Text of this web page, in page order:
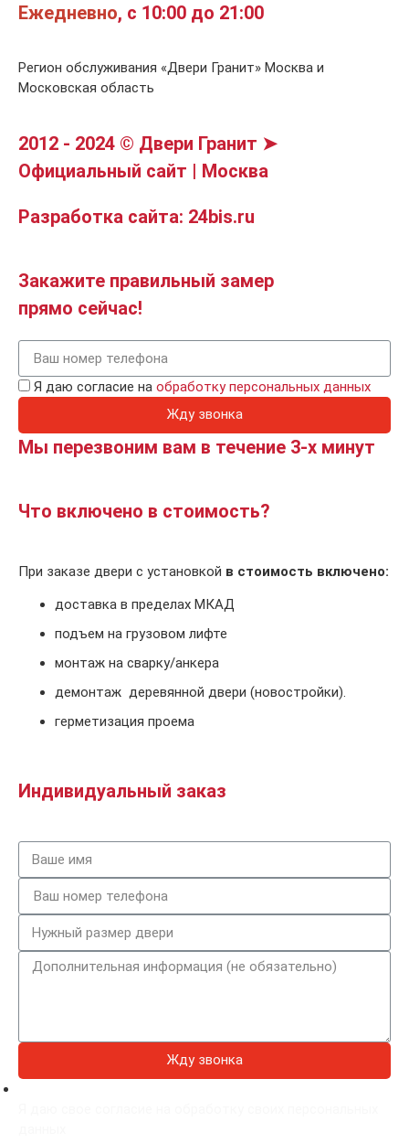
Ежедневно, с 10:00 до 21:00
Регион обслуживания «Двери Гранит» Москва и
Московская область
2012 - 2024 © Двери Гранит ➤
Официальный сайт | Москва
Разработка сайта: 24bis.ru
Закажите правильный замер
прямо сейчас!
Я даю согласие на обработку персональных данных
Жду звонка
Мы перезвоним вам в течение 3-х минут
Что включено в стоимость?
При заказе двери с установкой в стоимость включено:
доставка в пределах МКАД
подъем на грузовом лифте
монтаж на сварку/анкера
демонтаж деревянной двери (новостройки).
герметизация проема
Индивидуальный заказ
Жду звонка